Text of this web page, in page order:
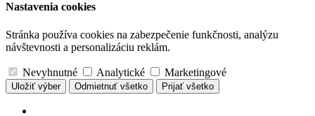
Nastavenia cookies
Stránka používa cookies na zabezpečenie funkčnosti, analýzu
návštevnosti a personalizáciu reklám.
Nevyhnutné Analytické Marketingové
Uložiť výber Odmietnuť všetko Prijať všetko